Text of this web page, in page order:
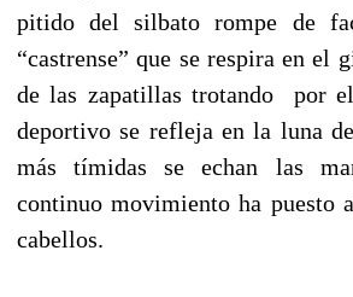
pitido del silbato rompe de
“castrense” que se respira en el
de las zapatillas trotando por
deportivo se refleja en la luna
más tímidas se echan las
continuo movimiento ha puesto
cabellos.